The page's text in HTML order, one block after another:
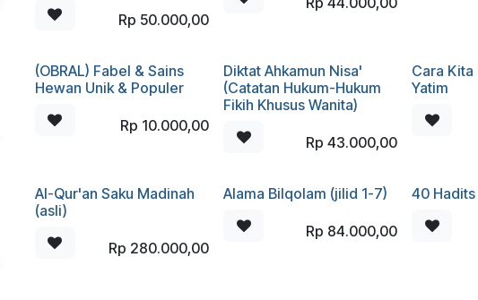
Rp 50.000,00
(OBRAL) Fabel & Sains
Hewan Unik & Populer
Rp 10.000,00
Diktat Ahkamun Nisa'
(Catatan Hukum-Hukum
Fikih Khusus Wanita)
Rp43.000,00
Cara
Yatim
Al-Qur'an Saku Madinah
(asli)
Rp 280.000,00
Alama Bilqolam (jilid 1-7)
Rp 84.000,00
40